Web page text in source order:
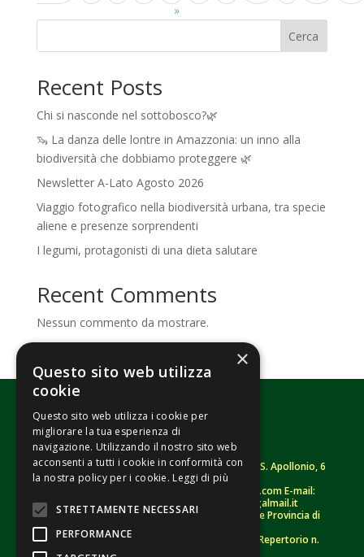
»
Cerca
Recent Posts
Chi si nasconde nel sottobosco?🌿
🦦 La danza delle lontre in Amazzonia: un inno alla
biodiversità che dobbiamo proteggere 🌿
Newsletter A-Lato Agosto 2026
Viaggio fotografico nella biodiversità urbana, tra specie
aliene e presenze sorprendenti
I legumi, protagonisti di una dieta salutare
Recent Comments
Nessun commento da mostrare.
Fondazione Senza Frontiere – ETS |Strada S. Apollonio, 6
– 46042 Castel Goffredo (MN)
– Sito: www.senzafrontiere.com E-mail:
tenuapol@gmail.com– Pec:tenuapol@legalmail.it
C. F. 90008460207 – Registro persone giuridiche Provincia di
Mantova n. 243 (sospeso)
Registro Unico Nazionale del Terzo Settore – Repertorio n.
×
Questo sito web utilizza
cookie
Questo sito web utilizza i cookie per
migliorare la tua esperienza di
navigazione. Utilizzando il nostro sito web
acconsenti a tutti i cookie in conformità con
la nostra policy per i cookie. Leggi di più
STRETTAMENTE NECESSARI
PERFORMANCE